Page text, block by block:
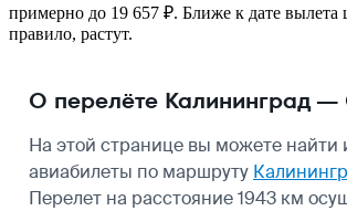
примерно до 19 657 ₽. Ближе к дате вылета
правило, растут.
О перелёте Калининград
На этой странице вы можете найти
авиабилеты по маршруту
Перелет на расстояние 1943 км